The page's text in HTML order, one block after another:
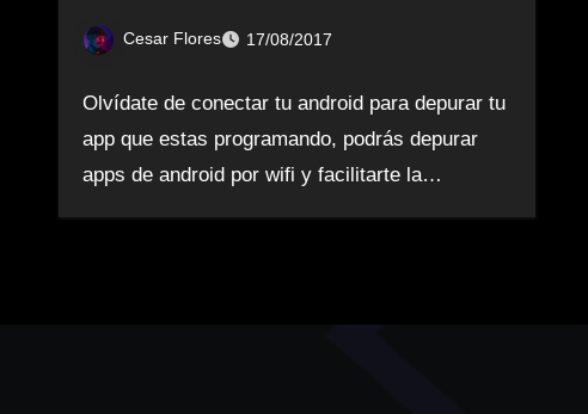
Cesar Flores 17/08/2017
Olvídate de conectar tu android para depurar tu
app que estas programando, podrás depurar
apps de android por wifi y facilitarte la…